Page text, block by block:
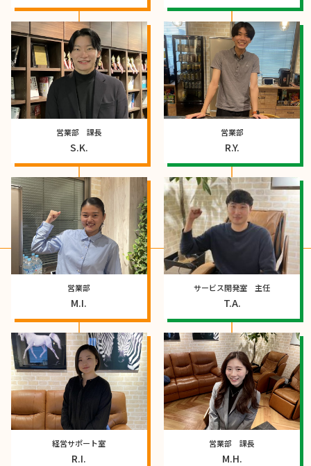
営業部 課長
S.K.
営業部
R.Y.
営業部
M.I.
サービス開発室 主任
T.A.
経営サポート室
R.I.
営業部 課長
M.H.